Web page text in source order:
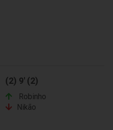
(2) 9' (2)
Robinho
Nikão